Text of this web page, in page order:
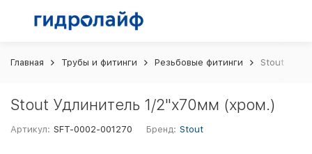
Главная Трубы и фитинги Резьбовые фитинги Stout
Stout Удлинитель 1/2"х70мм (хром.)
Артикул: SFT-0002-001270 Бренд: Stout